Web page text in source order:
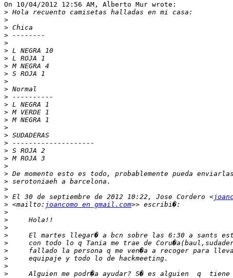
On 10/04/2012 12:56 AM, Alberto Mur wrote:
>
>
>
>
>
>
>
>
>
>
>
>
>
>
>
>
>
>
>
>
>
>
>
>
> El 30 de septiembre de 2012 10:22, Jose Cordero <
> <mailto: joancomo en gmail.com
>
>
>
>
>
>
>
>
>